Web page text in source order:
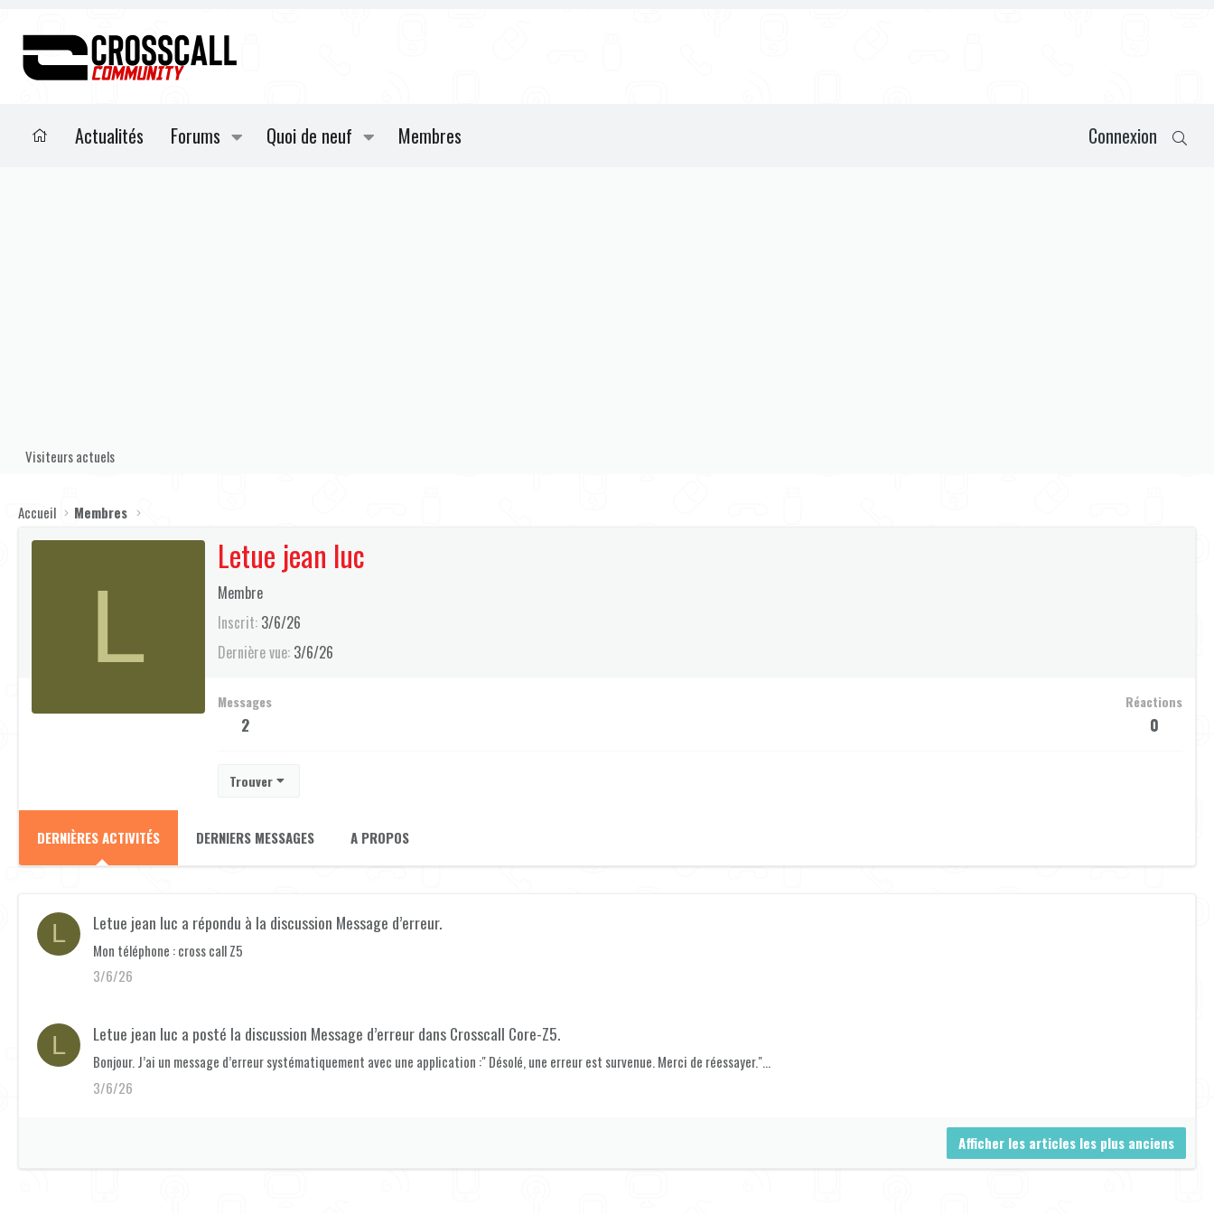
Actualités Forums Quoi de neuf Membres Connexion
Visiteurs actuels
Accueil Membres
L
Letue jean luc
Membre
Inscrit 3/6/26
Dernière vue 3/6/26
Messages
2
Réactions
0
Trouver
DERNIÈRES ACTIVITÉS DERNIERS MESSAGES A PROPOS
L Letue jean luc a répondu à la discussion Message d’erreur.
Mon téléphone : cross call Z5
3/6/26
L Letue jean luc a posté la discussion Message d’erreurdansCrosscall Core-Z5.
Bonjour. J’ai un message d’erreur systématiquement avec une application :" Désolé, une erreur est survenue. Merci de réessayer."...
3/6/26
Afficher les articles les plus anciens